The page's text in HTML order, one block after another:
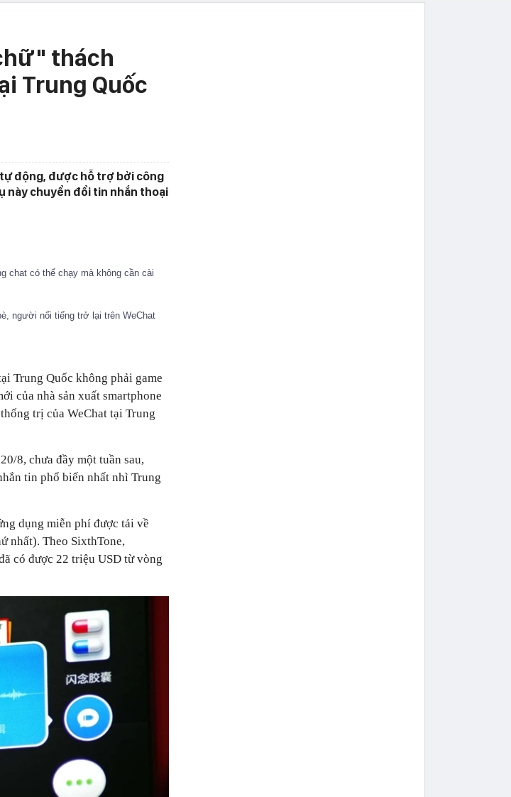
thách
Trung Quốc
động, được hỗ trợ bởi công
này chuyển đổi tin nhắn thoại
chat có thể chạy mà không cần cài
người nổi tiếng trở lại trên WeChat
Trung Quốc không phải game
của nhà sản xuất smartphone
trị của WeChat tại Trung
8, chưa đầy một tuần sau,
tin phổ biến nhất nhì Trung
dụng miễn phí được tải về
nhất). Theo SixthTone,
có được 22 triệu USD từ vòng